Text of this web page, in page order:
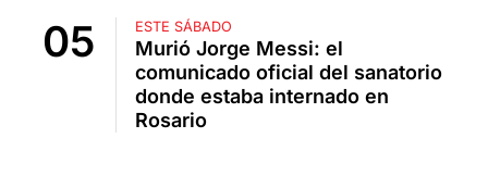
ESTE SÁBADO
Murió Jorge Messi: el
comunicado oficial del sanatorio
donde estaba internado en
Rosario